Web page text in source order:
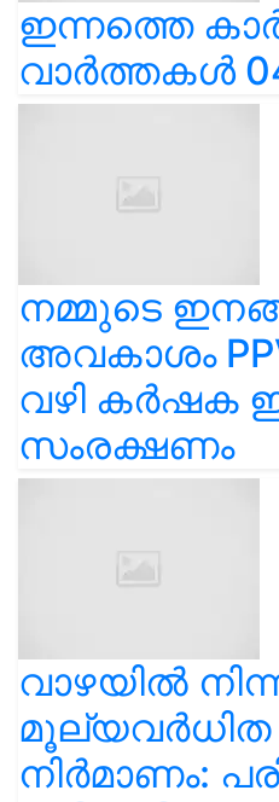
ഇന്നത്തെ
വാർത്തകൾ
നമ്മുടെ
അവകാശം
വഴി കർഷക
സംരക്ഷണം
വാഴയിൽ
മൂല്യവർധിത
നിർമാണം: